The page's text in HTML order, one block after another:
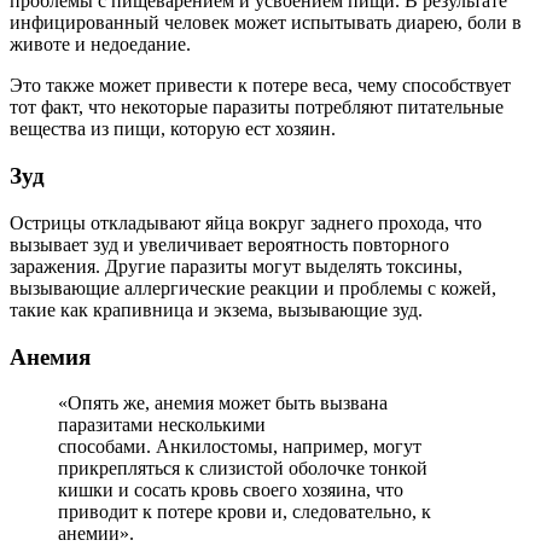
инфицированный человек может испытывать диарею, боли в
животе и недоедание.
Это также может привести к потере веса, чему способствует
тот факт, что некоторые паразиты потребляют питательные
вещества из пищи, которую ест хозяин.
Зуд
Острицы откладывают яйца вокруг заднего прохода, что
вызывает зуд и увеличивает вероятность повторного
заражения. Другие паразиты могут выделять токсины,
вызывающие аллергические реакции и проблемы с кожей,
такие как крапивница и экзема, вызывающие зуд.
Анемия
«Опять же, анемия может быть вызвана
паразитами несколькими
способами. Анкилостомы, например, могут
прикрепляться к слизистой оболочке тонкой
кишки и сосать кровь своего хозяина, что
приводит к потере крови и, следовательно, к
анемии».